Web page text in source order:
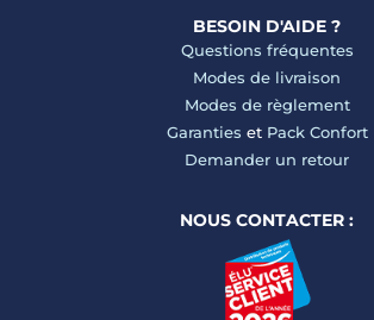
BESOIN D'AIDE ?
Questions fréquentes
Modes de livraison
Modes de règlement
Garanties et Pack Confort
Demander un retour
NOUS CONTACTER :